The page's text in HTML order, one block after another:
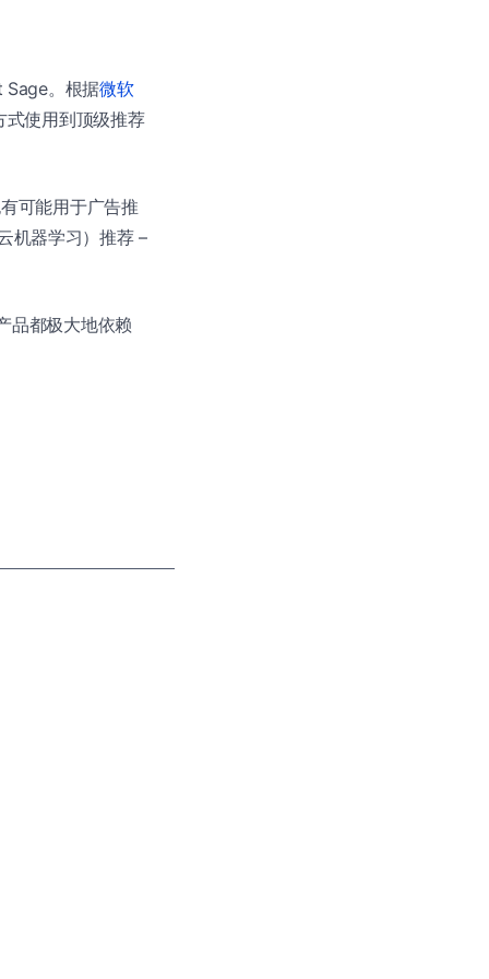
Sage。根据微软
式使用到顶级推荐
可能用于广告推
机器学习）推荐 –
品都极大地依赖